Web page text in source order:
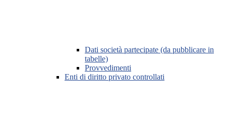
Dati società partecipate (da pubblicare in
tabelle)
Provvedimenti
Enti di diritto privato controllati